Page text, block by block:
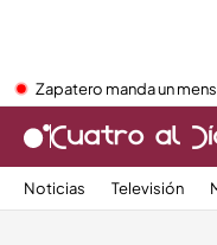
Zapatero manda un
Noticias Televisión